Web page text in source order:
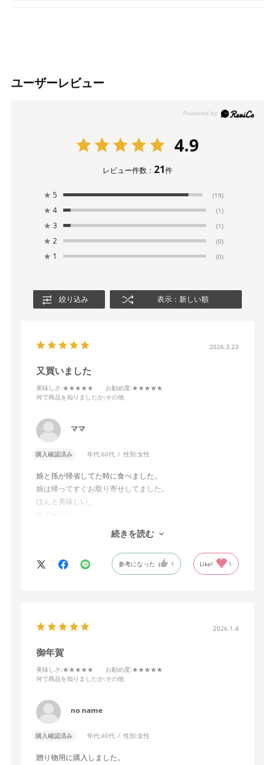
ユーザーレビュー
4.9
レビュー件数： 21件
★ 5 (19)
★ 4 (1)
★ 3 (1)
★ 2 (0)
★ 1 (0)
絞り込み 表示：新しい順
2026.3.23
又買いました
美味しさ :★★★★★ お勧め度:★★★★★
何で商品を知りましたか:その他
ママ
購入確認済み 年代:60代 性別:女性
娘と孫が帰省してた時に食べました。
娘は帰ってすぐお取り寄せしてました。
ほんと美味しい。
新たに不揃いの紅天使を８箱！
お友達にもお裾分けします。
続きを読む
参考になった 1 Like! 1
2026.1.4
御年賀
美味しさ :★★★★★ お勧め度:★★★★★
何で商品を知りましたか:その他
no name
購入確認済み 年代:40代 性別:女性
贈り物用に購入しました。